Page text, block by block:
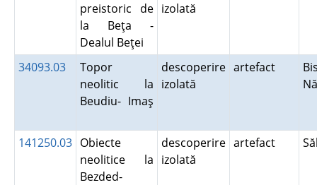
preistoric de
la Beţa -
Dealul Beţei
izolată
34093.03
Topor
neolitic la
Beudiu- Imaş
descoperire
izolată
artefact
141250.03 Obiecte
neolitice la
Bezded-
descoperire
izolată
artefact